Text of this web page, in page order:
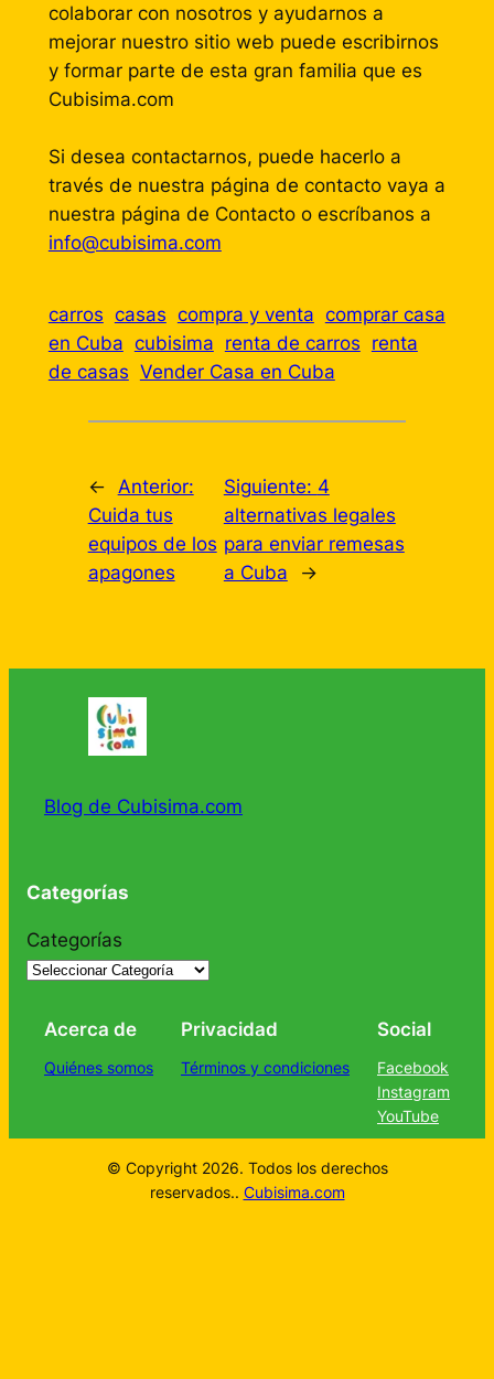
colaborar con nosotros y ayudarnos a
mejorar nuestro sitio web puede escribirnos
y formar parte de esta gran familia que es
Cubisima.com
Si desea contactarnos, puede hacerlo a
través de nuestra página de contacto vaya a
nuestra página de Contacto o escríbanos a
info@cubisima.com
carros casas compra y venta comprar casa
en Cuba cubisima renta de carros renta
de casas Vender Casa en Cuba
←
Anterior:
Cuida tus
equipos de los
apagones
Siguiente: 4
alternativas legales
para enviar remesas
a Cuba
→
Blog de Cubisima.com
Categorías
Categorías
Acerca de
Quiénes somos
Privacidad
Términos y condiciones
Social
Facebook
Instagram
YouTube
© Copyright 2026. Todos los derechos
reservados.. Cubisima.com